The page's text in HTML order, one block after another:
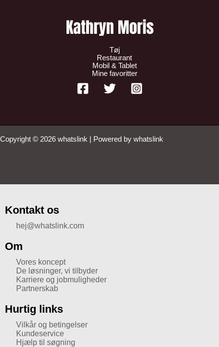
Tøj
Restaurant
Mobil & Tablet
Mine favoritter
Copyright © 2026 whatslink | Powered by whatslink
Kontakt os
hej@whatslink.com
Om
Vores koncept
De løsninger, vi tilbyder
Karriere og jobmuligheder
Partnerskab
Hurtig links
Vilkår og betingelser
Kundeservice
Hjælp til søgning